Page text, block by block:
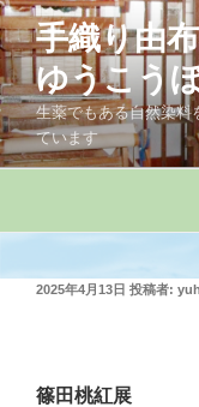
コ
ン
テ
ン
ツ
へ
手織り由
ゆうこう
生薬でもある自然染
ています
投
2025年4月13日 投稿者:
篠田桃紅展